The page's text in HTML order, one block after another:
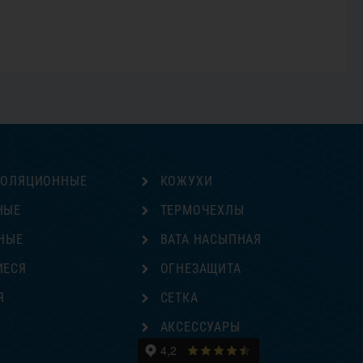
КОЖУХИ
ТЕРМОЧЕХЛЫ
ВАТА НАСЫПНАЯ
ОГНЕЗАЩИТА
СЕТКА
АКСЕССУАРЫ